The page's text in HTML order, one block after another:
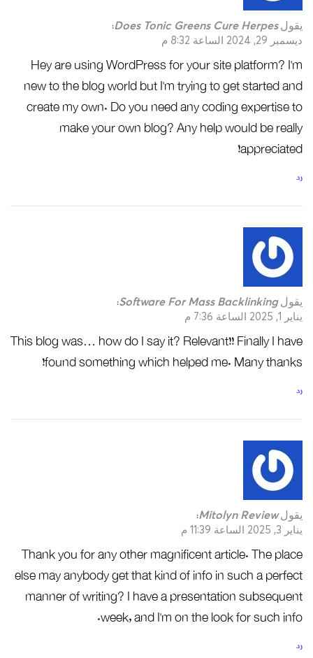
يقول Does Tonic Greens Cure Herpes
:
ديسمبر 29, 2024 الساعة 8:32 م
Hey are using WordPress for your site platform? I’m
new to the blog world but I’m trying to get started and
create my own. Do you need any coding expertise to
make your own blog? Any help would be really
appreciated!
رد
يقول Software For Mass Backlinking
:
يناير 1, 2025 الساعة 7:36 م
This blog was… how do I say it? Relevant!! Finally I have
found something which helped me. Many thanks!
رد
يقول Mitolyn Review
:
يناير 3, 2025 الساعة 11:39 م
Thank you for any other magnificent article. The place
else may anybody get that kind of info in such a perfect
manner of writing? I have a presentation subsequent
week, and I’m on the look for such info.
رد